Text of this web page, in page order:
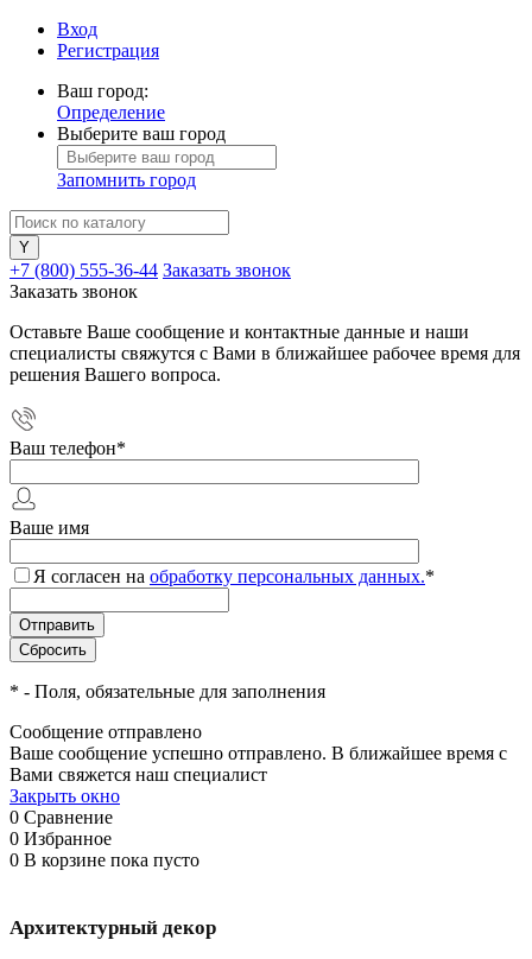
Вход
Регистрация
Ваш город:
Определение
Выберите ваш город
Запомнить город
+7 (800) 555-36-44 Заказать звонок
Заказать звонок
Оставьте Ваше сообщение и контактные данные и наши
специалисты свяжутся с Вами в ближайшее рабочее время для
решения Вашего вопроса.
Ваш телефон*
Ваше имя
Я согласен на обработку персональных данных.*
* - Поля, обязательные для заполнения
Сообщение отправлено
Ваше сообщение успешно отправлено. В ближайшее время с
Вами свяжется наш специалист
Закрыть окно
0 Сравнение
0 Избранное
0 В корзине пока пусто
Архитектурный декор